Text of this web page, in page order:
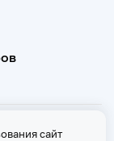
- 67146 от 16
сайт